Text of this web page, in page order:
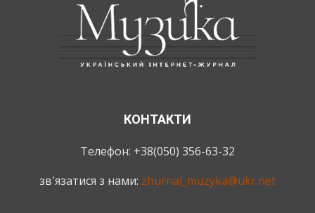
КОНТАКТИ
Телефон: +38(050) 356-63-32
зв'язатися з нами: zhurnal_muzyka@ukr.net